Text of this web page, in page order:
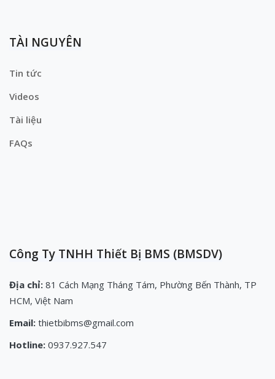
TÀI NGUYÊN
Tin tức
Videos
Tài liệu
FAQs
Công Ty TNHH Thiết Bị BMS (BMSDV)
Địa chỉ: 81 Cách Mạng Tháng Tám, Phường Bến Thành, TP
HCM, Việt Nam
Email: thietbibms@gmail.com
Hotline: 0937.927.547